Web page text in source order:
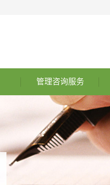
安全
功能
管理咨询服务
管理咨询服务
企业必须了解的关键变化